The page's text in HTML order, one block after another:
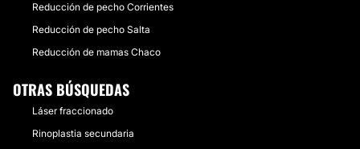
Reducción de pecho Corrientes
Reducción de pecho Salta
Reducción de mamas Chaco
OTRAS BÚSQUEDAS
Láser fraccionado
Rinoplastia secundaria